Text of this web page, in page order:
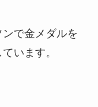
で金メダルを
います。